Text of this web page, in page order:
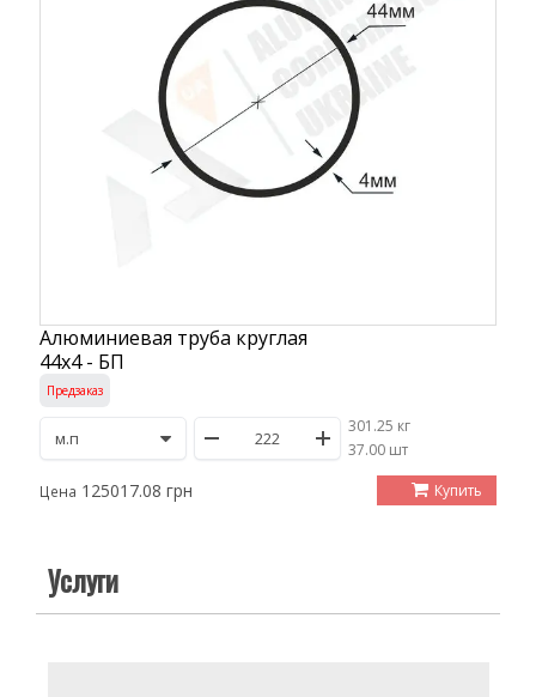
Алюминиевая труба круглая
44х4 - БП
Предзаказ
301.25 кг
/37.00 шт
Цена 125017.08 грн Купить
Услуги